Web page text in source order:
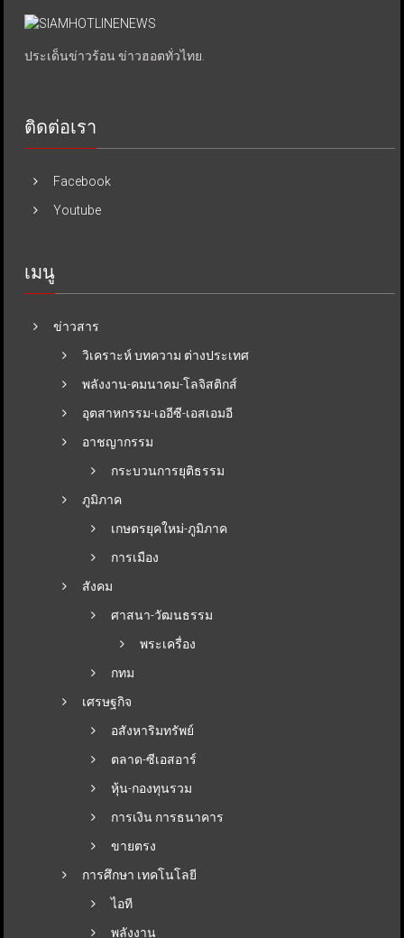
ประเด็นข่าวร้อน ข่าวฮอตทั่วไทย.
ติดต่อเรา
Facebook
Youtube
เมนู
ข่าวสาร
วิเคราะห์ บทความ ต่างประเทศ
พลังงาน-คมนาคม-โลจิสติกส์
อุตสาหกรรม-เออีซี-เอสเอมอี
อาชญากรรม
กระบวนการยุติธรรม
ภูมิภาค
เกษตรยุคใหม่-ภูมิภาค
การเมือง
สังคม
ศาสนา-วัฒนธรรม
พระเครื่อง
กทม
เศรษฐกิจ
อสังหาริมทรัพย์
ตลาด-ซีเอสอาร์
หุ้น-กองทุนรวม
การเงิน การธนาคาร
ขายตรง
การศึกษา เทคโนโลยี
ไอที
พลังงาน